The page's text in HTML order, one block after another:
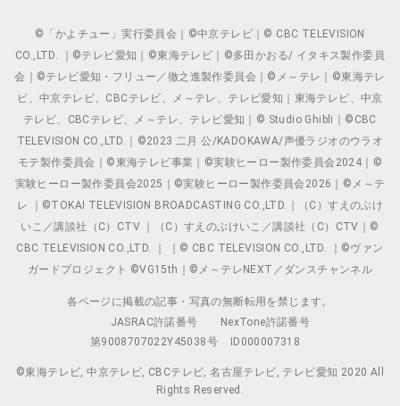
©「かよチュー」実行委員会｜©中京テレビ｜© CBC TELEVISION
CO.,LTD. ｜©テレビ愛知｜©東海テレビ｜©多田かおる/ イタキス製作委員
会｜©テレビ愛知・フリュー／徹之進製作委員会｜©メ～テレ｜©東海テレ
ビ、中京テレビ、CBCテレビ、メ～テレ、テレビ愛知｜東海テレビ、中京
テレビ、CBCテレビ、メ～テレ、テレビ愛知｜© Studio Ghibli｜©CBC
TELEVISION CO.,LTD.｜©2023 二月 公/KADOKAWA/声優ラジオのウラオ
モテ製作委員会｜©東海テレビ事業｜©実験ヒーロー製作委員会2024｜©
実験ヒーロー製作委員会2025｜©実験ヒーロー製作委員会2026｜©メ～テ
レ ｜©TOKAI TELEVISION BROADCASTING CO.,LTD.｜（C）すえのぶけ
いこ／講談社（C）CTV ｜（C）すえのぶけいこ／講談社（C）CTV｜©
CBC TELEVISION CO.,LTD. ｜ ｜© CBC TELEVISION CO.,LTD. ｜©ヴァン
ガードプロジェクト ©VG15th｜©メ～テレNEXT／ダンスチャンネル
各ページに掲載の記事・写真の無断転用を禁じます。
JASRAC許諾番号
NexTone許諾番号
第9008707022Y45038号
ID000007318
©東海テレビ, 中京テレビ, CBCテレビ, 名古屋テレビ, テレビ愛知 2020 All
Rights Reserved.